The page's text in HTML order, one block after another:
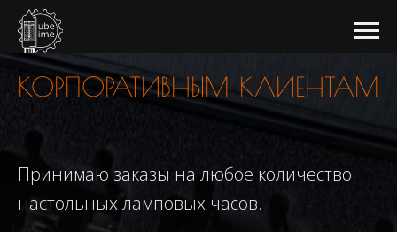
КОРПОРАТИВНЫМ КЛИЕНТАМ
Принимаю заказы на любое количество
настольных ламповых часов.